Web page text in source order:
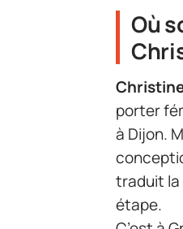
Où
porter
à Dijon.
traduit la
étape.